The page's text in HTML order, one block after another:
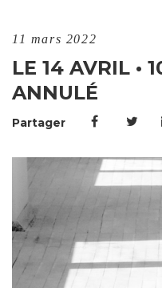
11 mars 2022
LE 14 AVRIL •
ANNULÉ
Partager